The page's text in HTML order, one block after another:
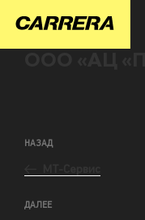
НАЗАД
ДАЛЕЕ